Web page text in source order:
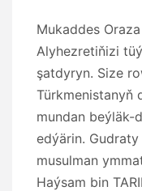
Mukaddes
Alyhezretiňizi
şatdyryn. Size
Türkmenistanyň
mundan beýläk-
edýärin.
musulman
Haýsam bin